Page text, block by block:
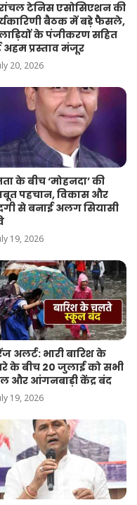
टेनिस एसोसिएशन की
बैठक में बड़े फैसले,
के पंजीकरण सहित
प्रस्ताव मंजूर
20, 2026
के बीच ‘मोहनदा’ की
पहचान, विकास और
से बनाई अलग सियासी
19, 2026
अलर्ट: भारी बारिश के
के बीच 20 जुलाई को सभी
और आंगनबाड़ी केंद्र बंद
19, 2026